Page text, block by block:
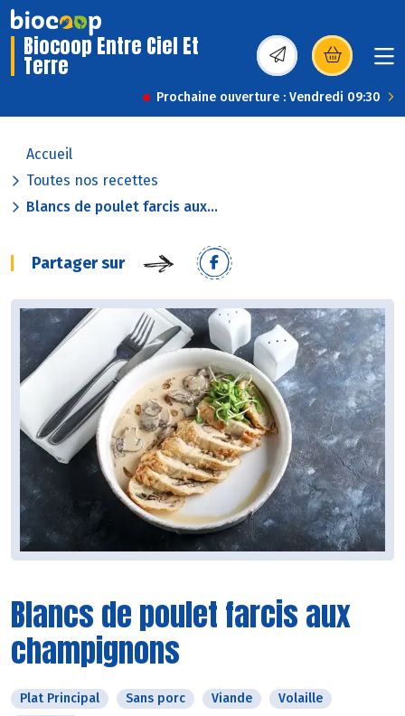
Biocoop Entre Ciel Et
Terre (s’ouvre dans une
Prochaine ouverture : Vendredi 09:30
Accueil
Toutes nos recettes
Blancs de poulet farcis aux...
Partager sur
Blancs de poulet farcis aux
champignons
Plat Principal Sans porc Viande
Volaille